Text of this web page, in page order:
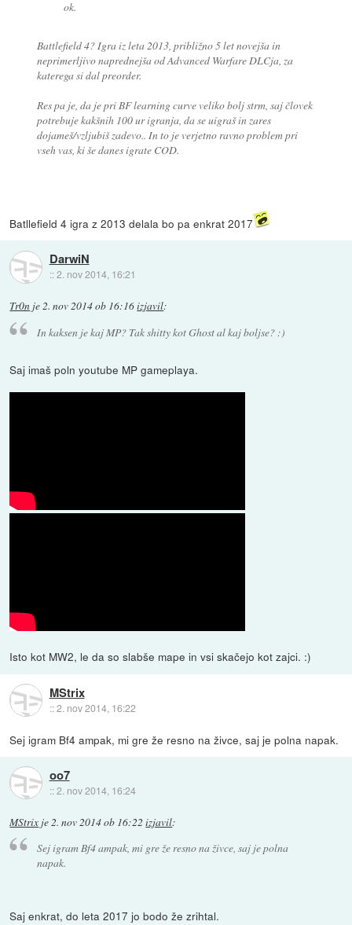
ok.
Battlefield 4? Igra iz leta 2013, približno 5 let novejša in
neprimerljivo naprednejša od Advanced Warfare DLCja, za
katerega si dal preorder.
Res pa je, da je pri BF learning curve veliko bolj strm, saj človek
potrebuje kakšnih 100 ur igranja, da se uigraš in zares
dojameš/vzljubiš zadevo.. In to je verjetno ravno problem pri
vseh vas, ki še danes igrate COD.
Batllefield 4 igra z 2013 delala bo pa enkrat 2017
DarwiN
::2. nov 2014, 16:21
Tr0n je2. nov 2014 ob 16:16izjavil:
In kaksen je kaj MP? Tak shitty kot Ghost al kaj boljse? :)
Saj imaš poln youtube MP gameplaya.
Isto kot MW2, le da so slabše mape in vsi skačejo kot zajci. :)
MStrix
::2. nov 2014, 16:22
Sej igram Bf4 ampak, mi gre že resno na živce, saj je polna napak.
oo7
::2. nov 2014, 16:24
MStrix je 2. nov 2014 ob 16:22 izjavil:
Sej igram Bf4 ampak, mi gre že resno na živce, saj je polna
napak.
Saj enkrat, do leta 2017 jo bodo že zrihtal.